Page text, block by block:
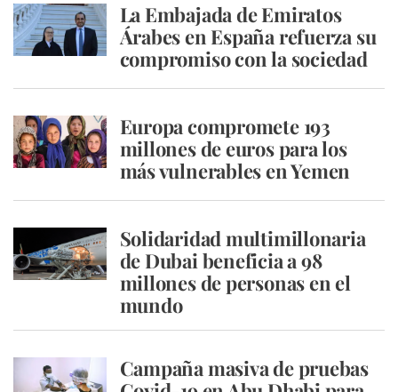
La Embajada de Emiratos
Árabes en España refuerza su
compromiso con la sociedad
Europa compromete 193
millones de euros para los
más vulnerables en Yemen
Solidaridad multimillonaria
de Dubai beneficia a 98
millones de personas en el
mundo
Campaña masiva de pruebas